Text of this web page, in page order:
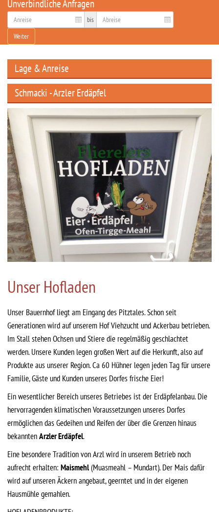
Unverbindliche Anfragen
bis
Weiter
Lage & Anreise
Schmacki - Arzler Erdäpfel
Unser Hofladen
Unser Bauernhof liegt am Eingang des Pitztales. Schon seit
Generationen wird auf unserem Hof Viehzucht und Ackerbau betrieben.
Im Stall stehen Ochsen und Stiere die regelmäßig geschlachtet
werden. Unsere Kunden legen großen Wert auf die Herkunft, also auf
Produkte aus unserer Region. Ca 60 Hühner legen jeden Tag für unsere
Familie, Gäste und Kunden unseres Dorfes frische Eier!
Ein wesentlicher Bereich unseres Betriebes ist der Erdäpfelanbau. Die
hervorragenden klimatischen Voraussetzungen unseres Dorfes
ermöglichen das Gedeihen und Reifen der über die Grenzen hinaus
bekanntenArzler Erdäpfel.
Eine besondere Tradition von Arzl wird in unserem Betrieb noch
aufrecht erhalten: Maismehl(Muasmeahl – Mundart). Der Mais dafür
wird auf unseren Äckern angebaut, geerntet und in der eigenen
Hausmühle gemahlen.